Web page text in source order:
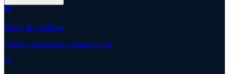
Berita & Publikasi
Warta, renungan & pengumuman